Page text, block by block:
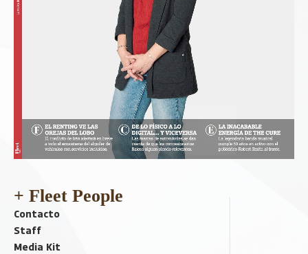
+ Fleet People
Contacto
Staff
Media Kit